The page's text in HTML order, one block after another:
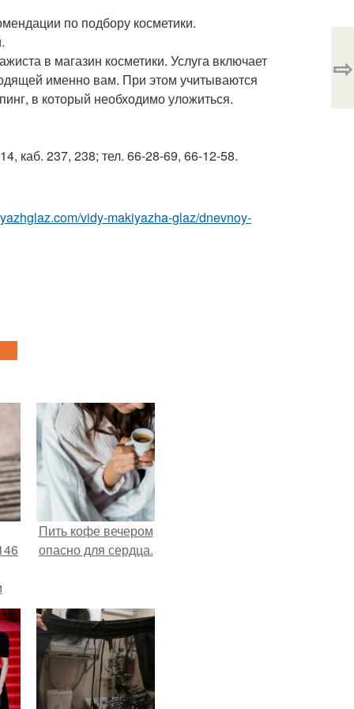
по подбору косметики.
в магазин косметики. Услуга включает
именно вам. При этом учитываются
в который необходимо уложиться.
каб. 237, 238; тел. 66-28-69, 66-12-58.
vidy-makiyazha-glaz/dnevnoy-
⇨
Пить кофе вечером
опасно для сердца.